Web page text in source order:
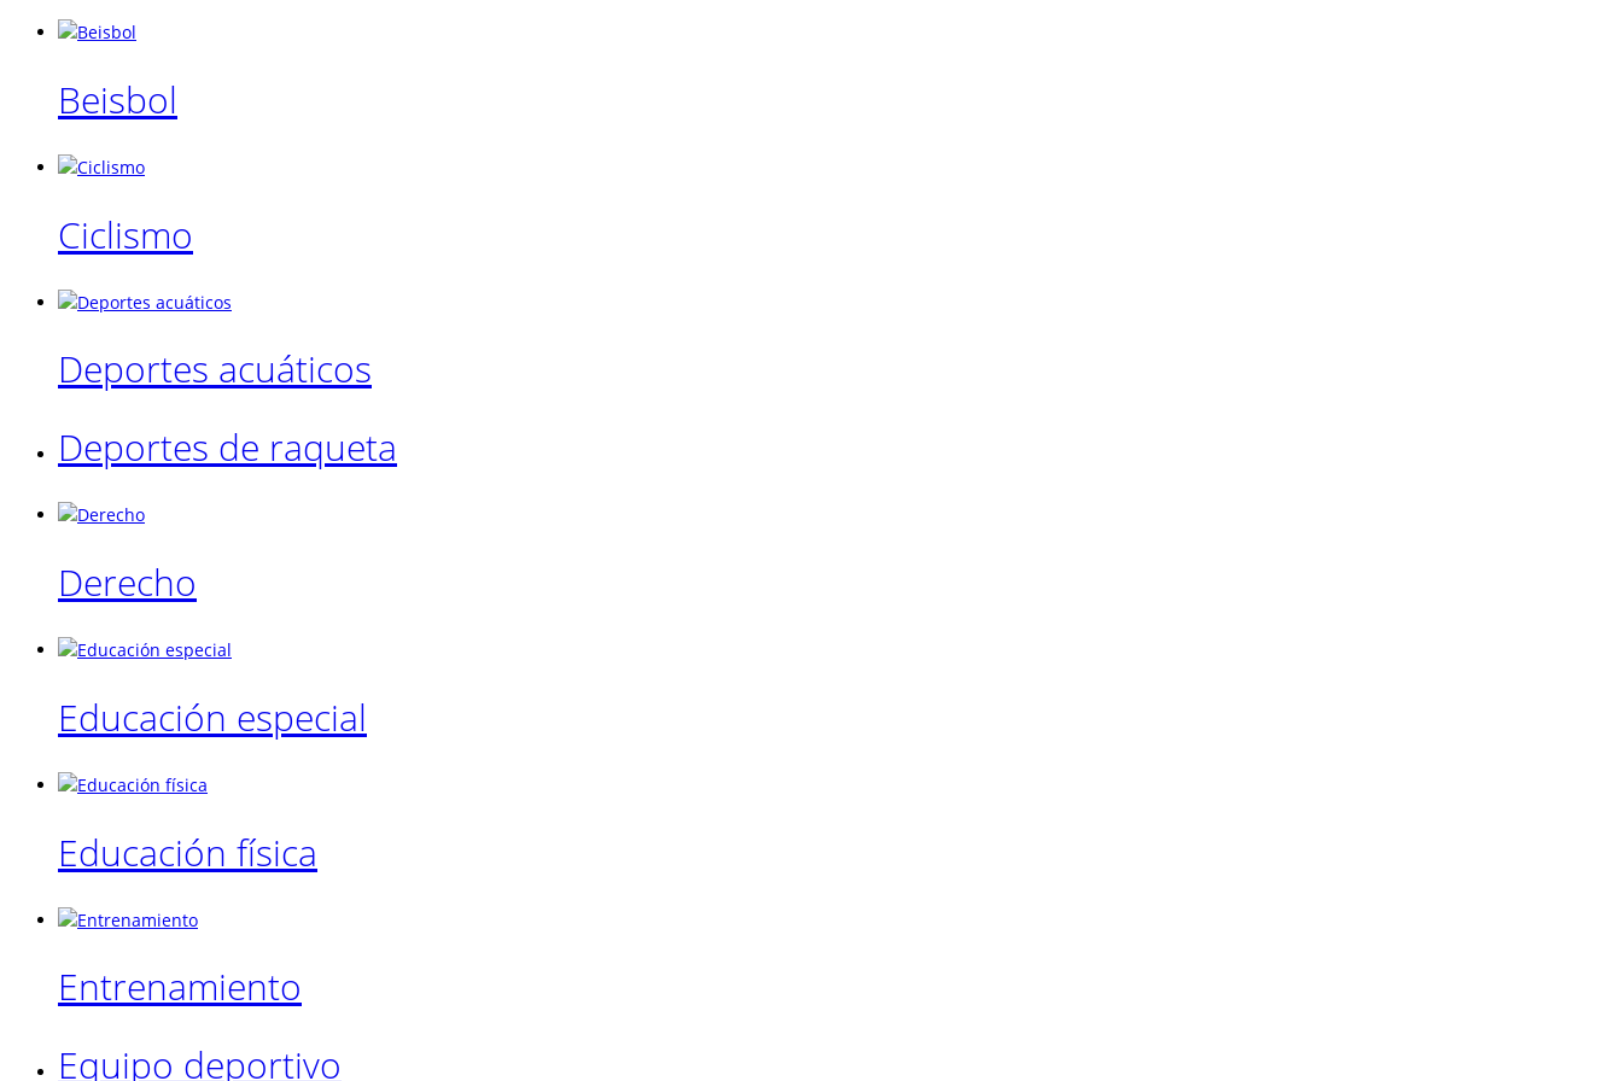
Beisbol
Ciclismo
Deportes acuáticos
Deportes de raqueta
Derecho
Educación especial
Educación física
Entrenamiento
Equipo deportivo